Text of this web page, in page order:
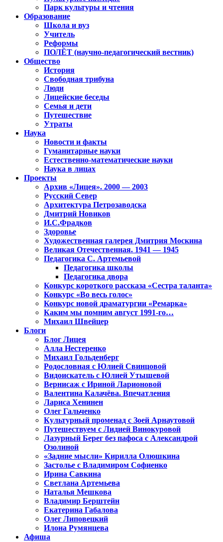
Парк культуры и чтения
Образование
Школа и вуз
Учитель
Реформы
ПОЛЁТ (научно-педагогический вестник)
Общество
История
Свободная трибуна
Люди
Лицейские беседы
Семья и дети
Путешествие
Утраты
Наука
Новости и факты
Гуманитарные науки
Естественно-математические науки
Наука в лицах
Проекты
Архив «Лицея». 2000 — 2003
Русский Север
Архитектура Петрозаводска
Дмитрий Новиков
И.С.Фрадков
Здоровье
Художественная галерея Дмитрия Москина
Великая Отечественная. 1941 — 1945
Педагогика С. Артемьевой
Педагогика школы
Педагогика двора
Конкурс короткого рассказа «Сестра таланта»
Конкурс «Во весь голос»
Конкурс новой драматургии «Ремарка»
Каким мы помним август 1991-го…
Михаил Швейцер
Блоги
Блог Лицея
Алла Нестеренко
Михаил Гольденберг
Родословная с Юлией Свинцовой
Видоискатель с Юлией Утышевой
Вернисаж с Ириной Ларионовой
Валентина Калачёва. Впечатления
Лариса Хенинен
Олег Гальченко
Культурный променад с Зоей Арнаутовой
Путешествуем с Лидией Винокуровой
Лазурный Берег без пафоса с Александрой
Озолиной
«Задние мысли» Кирилла Олюшкина
Застолье с Владимиром Софиенко
Ирина Савкина
Светлана Артемьева
Наталья Мешкова
Владимир Берштейн
Екатерина Габалова
Олег Липовецкий
Илона Румянцева
Афиша